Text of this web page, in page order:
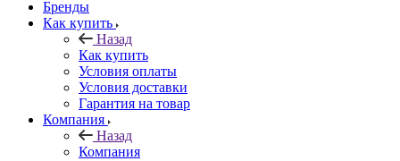
Бренды
Как купить
Назад
Как купить
Условия оплаты
Условия доставки
Гарантия на товар
Компания
Назад
Компания